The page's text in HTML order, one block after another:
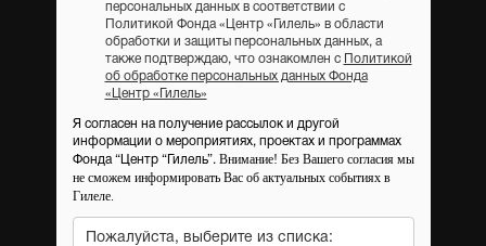
персональных данных в соответствии с
Политикой Фонда «Центр «Гилель» в области
обработки и защиты персональных данных, а
также подтверждаю, что ознакомлен с
Политикой
об обработке персональных данных Фонда
«Центр «Гилель»
Я согласен на получение рассылок и другой
информации о мероприятиях, проектах и программах
Фонда “Центр “Гилель”. Внимание! Без Вашего согласия мы
не сможем информировать Вас об актуальных событиях в
Гилеле.
Пожалуйста, выберите из списка: